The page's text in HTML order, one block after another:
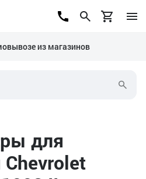
из магазинов
для